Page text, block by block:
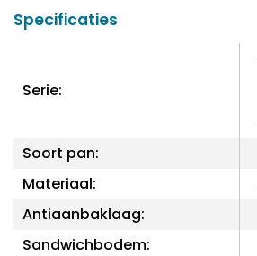
Specificaties
Serie:
Soort pan:
Materiaal:
Antiaanbaklaag:
Sandwichbodem: